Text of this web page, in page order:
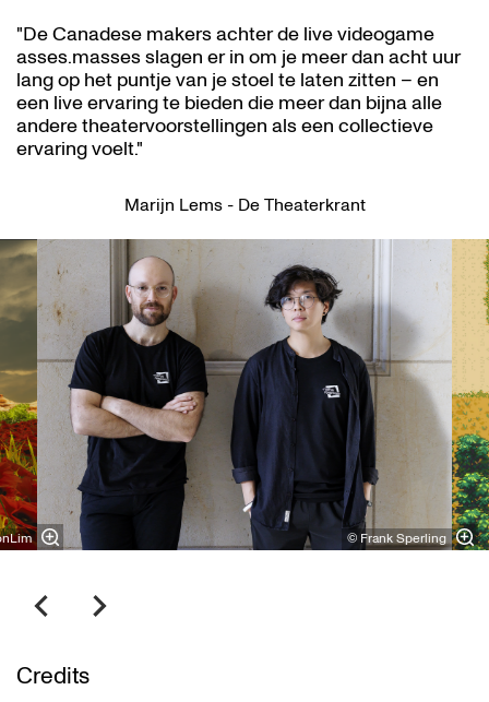
"De Canadese makers achter de live videogame
asses.masses slagen er in om je meer dan acht uur
lang op het puntje van je stoel te laten zitten – en
een live ervaring te bieden die meer dan bijna alle
andere theatervoorstellingen als een collectieve
ervaring voelt."
Marijn Lems - De Theaterkrant
Overslaan
© Frank Sperling
Credits